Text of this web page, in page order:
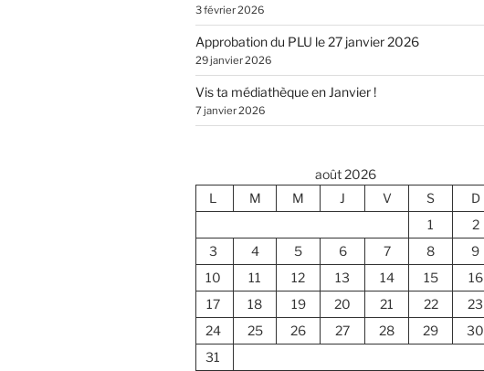
3 février 2026
Approbation du PLU le 27 janvier 2026
29 janvier 2026
Vis ta médiathèque en Janvier !
7 janvier 2026
août 2026
L
M M J V S
D
1
2
3
4 5 6 7 8
9
10
11 12 13 14 15
16
17
18 19 20 21 22
23
24
25 26 27 28 29
30
31